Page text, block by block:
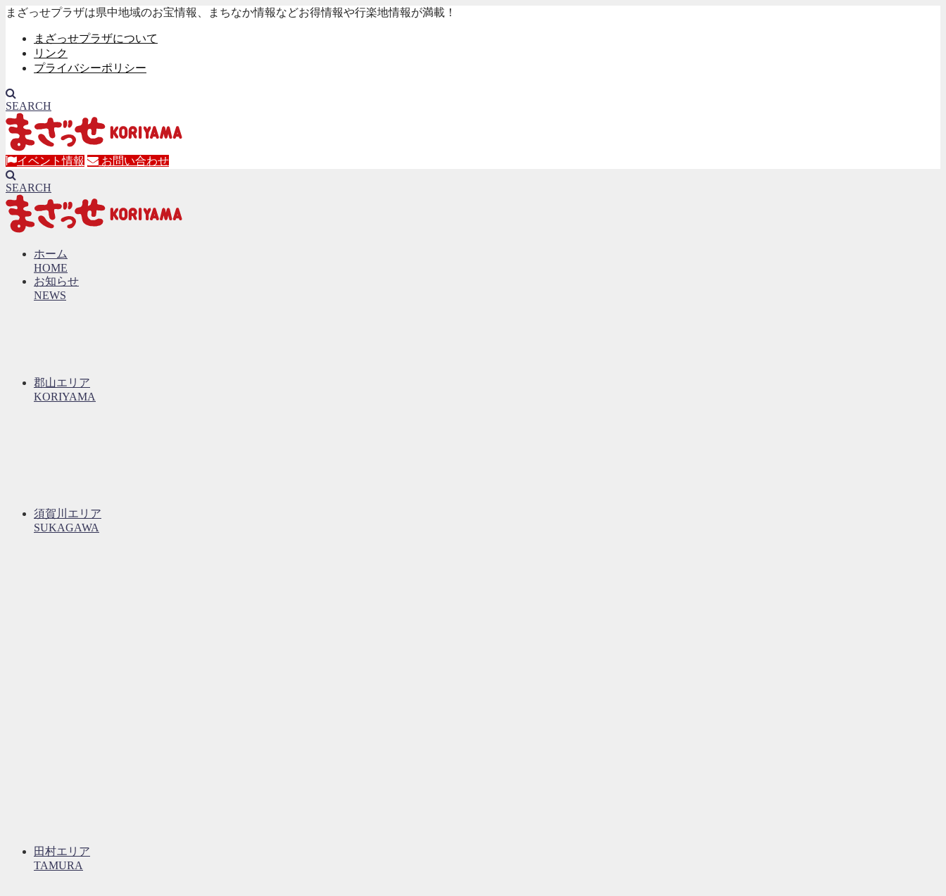
まざっせプラザは県中地域のお宝情報、まちなか情報などお得情報や行楽地情報が満載！
まざっせプラザについて
リンク
プライバシーポリシー
SEARCH
イベント情報 お問い合わせ
SEARCH
ホーム
HOME
お知らせ
NEWS
郡山エリア
KORIYAMA
須賀川エリア
SUKAGAWA
田村エリア
TAMURA